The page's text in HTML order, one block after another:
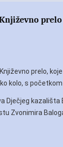
prelo
prelo,
kolo, s
Dječjeg kazališta
Zvonimira